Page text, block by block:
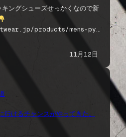
ングシューズせっかくなので新
products/mens-py…
11月12日
けるチャンスがやってきた。